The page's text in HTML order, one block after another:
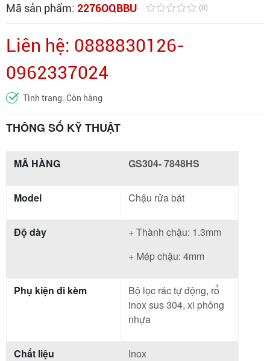
Mã sản phẩm: 2276OQBBU (0)
Liên hệ: 0888830126-
0962337024
Tình trạng: Còn hàng
THÔNG SỐ KỸ THUẬT
MÃ HÀNG GS304- 7848HS
Model Chậu rửa bát
Độ dày
+ Thành chậu: 1.3mm
+ Mép chậu: 4mm
Phụ kiện đi kèm
Bộ lọc rác tự động, rổ
inox sus 304, xi phông
nhựa
Chất liệu Inox